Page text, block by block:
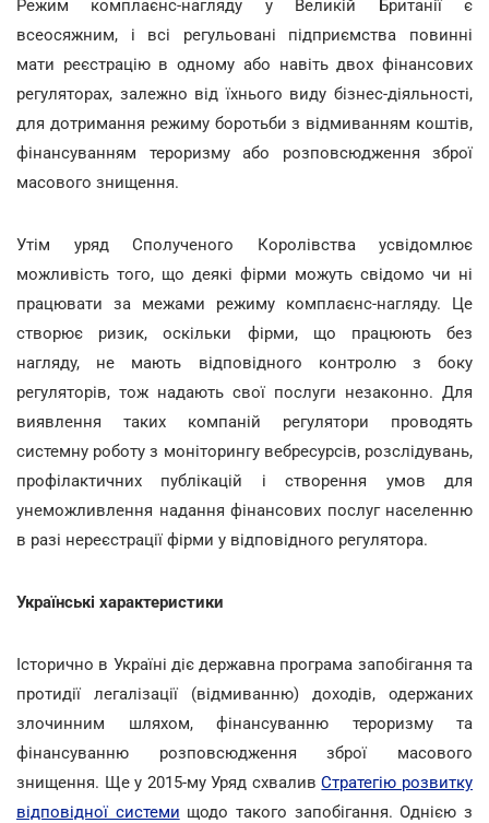
Режим комплаєнс-нагляду у Великій Британії є
всеосяжним, і всі регульовані підприємства повинні
мати реєстрацію в одному або навіть двох фінансових
регуляторах, залежно від їхнього виду бізнес-діяльності,
для дотримання режиму боротьби з відмиванням коштів,
фінансуванням тероризму або розповсюдження зброї
масового знищення.
Утім уряд Сполученого Королівства усвідомлює
можливість того, що деякі фірми можуть свідомо чи ні
працювати за межами режиму комплаєнс-нагляду. Це
створює ризик, оскільки фірми, що працюють без
нагляду, не мають відповідного контролю з боку
регуляторів, тож надають свої послуги незаконно. Для
виявлення таких компаній регулятори проводять
системну роботу з моніторингу вебресурсів, розслідувань,
профілактичних публікацій і створення умов для
унеможливлення надання фінансових послуг населенню
в разі нереєстрації фірми у відповідного регулятора.
Українські характеристики
Історично в Україні діє державна програма запобігання та
протидії легалізації (відмиванню) доходів, одержаних
злочинним шляхом, фінансуванню тероризму та
фінансуванню розповсюдження зброї масового
знищення. Ще у 2015-му Уряд схваливСтратегію розвитку
відповідної системи щодо такого запобігання. Однією з